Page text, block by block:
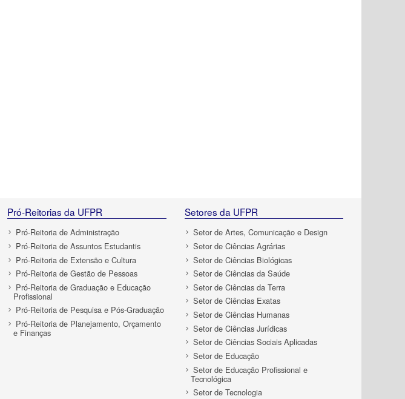
Pró-Reitorias da UFPR
Pró-Reitoria de Administração
Pró-Reitoria de Assuntos Estudantis
Pró-Reitoria de Extensão e Cultura
Pró-Reitoria de Gestão de Pessoas
Pró-Reitoria de Graduação e Educação
Profissional
Pró-Reitoria de Pesquisa e Pós-Graduação
Pró-Reitoria de Planejamento, Orçamento
e Finanças
Setores da UFPR
Setor de Artes, Comunicação e Design
Setor de Ciências Agrárias
Setor de Ciências Biológicas
Setor de Ciências da Saúde
Setor de Ciências da Terra
Setor de Ciências Exatas
Setor de Ciências Humanas
Setor de Ciências Jurídicas
Setor de Ciências Sociais Aplicadas
Setor de Educação
Setor de Educação Profissional e
Tecnológica
Setor de Tecnologia